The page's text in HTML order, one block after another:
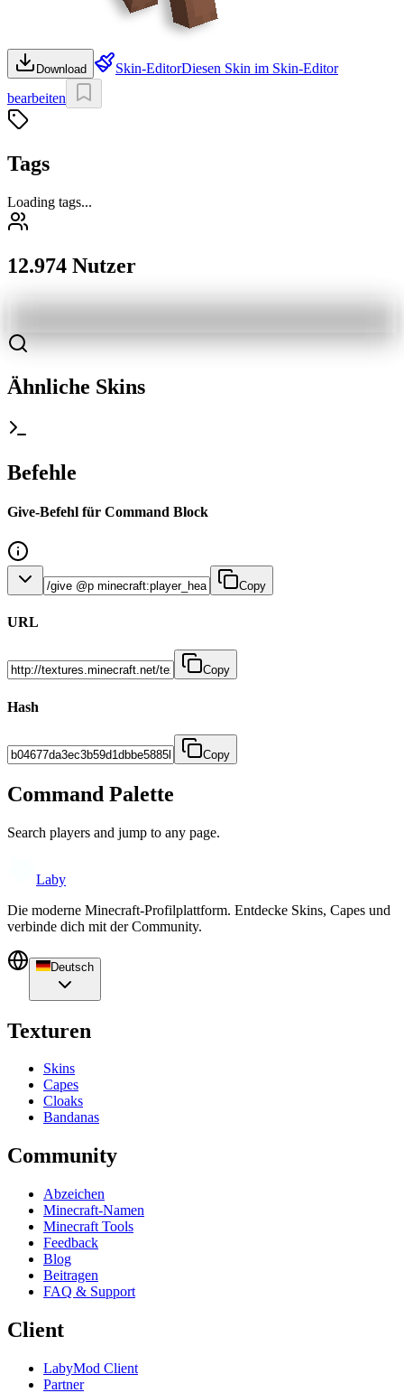
Download Skin-EditorDiesen Skin im Skin-Editor
bearbeiten
Tags
Loading tags...
12.974 Nutzer
Ähnliche Skins
Befehle
Give-Befehl für Command Block
Copy
URL
Copy
Hash
Copy
Command Palette
Search players and jump to any page.
Laby
Die moderne Minecraft-Profilplattform. Entdecke Skins, Capes und
verbinde dich mit der Community.
Deutsch
Texturen
Skins
Capes
Cloaks
Bandanas
Community
Abzeichen
Minecraft-Namen
Minecraft Tools
Feedback
Blog
Beitragen
FAQ & Support
Client
LabyMod Client
Partner